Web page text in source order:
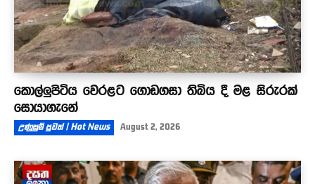
කොල්ලුපිටිය වෙරළට ගොඩගසා තිබිය දී මළ සිරුරක්
සොයාගැනේ
උණුසුම් පුවත් | Hot News August 2, 2026